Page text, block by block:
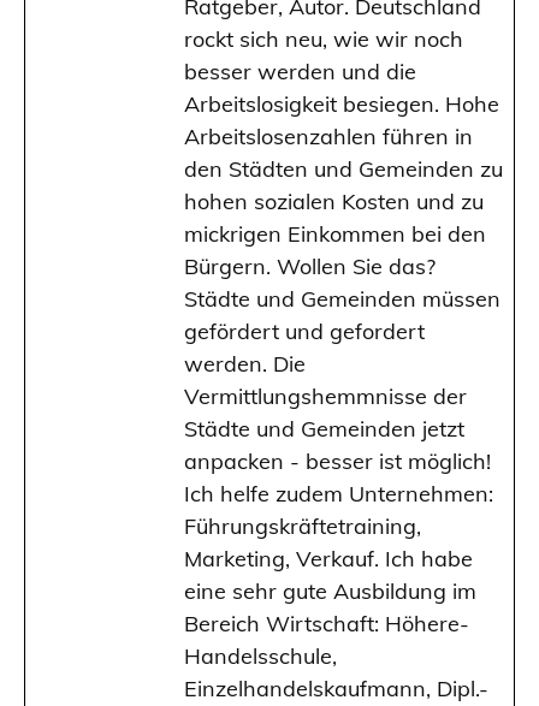
Ratgeber, Autor. Deutschland
rockt sich neu, wie wir noch
besser werden und die
Arbeitslosigkeit besiegen. Hohe
Arbeitslosenzahlen führen in
den Städten und Gemeinden zu
hohen sozialen Kosten und zu
mickrigen Einkommen bei den
Bürgern. Wollen Sie das?
Städte und Gemeinden müssen
gefördert und gefordert
werden. Die
Vermittlungshemmnisse der
Städte und Gemeinden jetzt
anpacken - besser ist möglich!
Ich helfe zudem Unternehmen:
Führungskräftetraining,
Marketing, Verkauf. Ich habe
eine sehr gute Ausbildung im
Bereich Wirtschaft: Höhere-
Handelsschule,
Einzelhandelskaufmann, Dipl.-